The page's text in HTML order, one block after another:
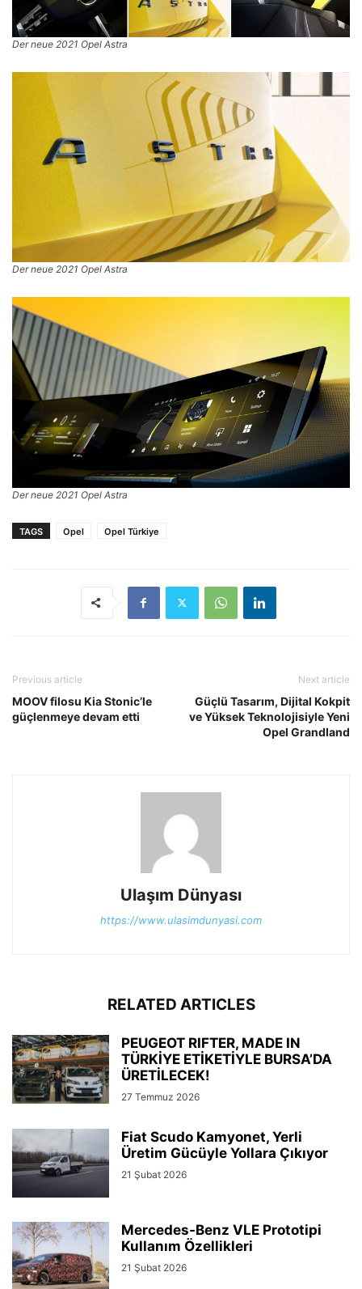
Der neue 2021 Opel Astra
Der neue 2021 Opel Astra
Der neue 2021 Opel Astra
TAGS Opel Opel Türkiye
Previous article
MOOV filosu Kia Stonic’le
güçlenmeye devam etti
Next article
Güçlü Tasarım, Dijital Kokpit
ve Yüksek Teknolojisiyle Yeni
Opel Grandland
Ulaşım Dünyası
https://www.ulasimdunyasi.com
RELATED ARTICLES
PEUGEOT RIFTER, MADE IN
TÜRKİYE ETİKETİYLE BURSA’DA
ÜRETİLECEK!
27 Temmuz 2026
Fiat Scudo Kamyonet, Yerli
Üretim Gücüyle Yollara Çıkıyor
21 Şubat 2026
Mercedes-Benz VLE Prototipi
Kullanım Özellikleri
21 Şubat 2026